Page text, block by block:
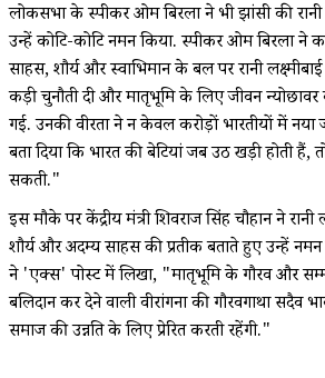
लोकसभा के स्पीकर ओम बिरला ने भी झांसी की रानी
उन्हें कोटि-कोटि नमन किया. स्पीकर ओम बिरला ने
साहस, शौर्य और स्वाभिमान के बल पर रानी
कड़ी चुनौती दी और मातृभूमि के लिए जीवन
गई. उनकी वीरता ने न केवल करोड़ों भारतीयों में नया
बता दिया कि भारत की बेटियां जब उठ खड़ी होती हैं,
सकती."
इस मौके पर केंद्रीय मंत्री शिवराज सिंह चौहान ने रानी
शौर्य और अदम्य साहस की प्रतीक बताते हुए उन्हें नमन
ने 'एक्स' पोस्ट में लिखा, "मातृभूमि के गौरव और
बलिदान कर देने वाली वीरांगना की गौरवगाथा सदैव
समाज की उन्नति के लिए प्रेरित करती रहेंगी."